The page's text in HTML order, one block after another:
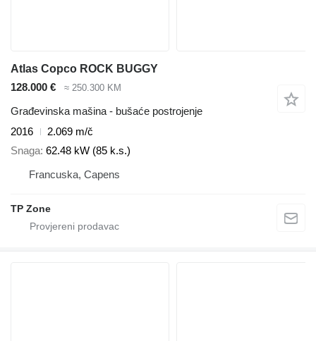
Atlas Copco ROCK BUGGY
128.000 €
≈ 250.300 KM
Građevinska mašina - bušaće postrojenje
2016
2.069 m/č
Snaga 62.48 kW (85 k.s.)
Francuska, Capens
TP Zone